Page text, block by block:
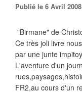
Publié le 6 Avril 2008
"Birmane" de
Ce très joli livre
par une junte
L'aventure d'un
FR2,au cours d'un